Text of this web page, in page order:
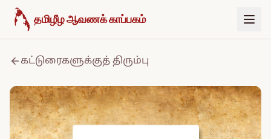
உள்ளடக்கத்திற்குச் செல்க
தமிழீழ ஆவணக் காப்பகம்
கட்டுரைகளுக்குத் திரும்பு